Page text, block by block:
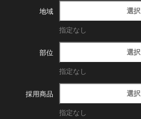
地域 選択
指定なし
部位 選択
指定なし
採用商品 選択
指定なし